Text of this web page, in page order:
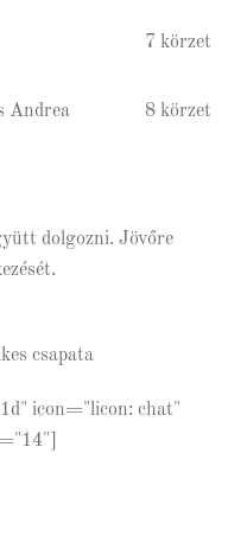
7 körzet
Andrea 8 körzet
dolgozni. Jövőre
csapata
icon="licon: chat"